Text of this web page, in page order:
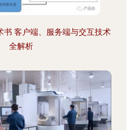
书 客户端、服务端与交互技术
全解析